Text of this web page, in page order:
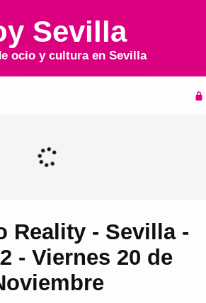
Sevilla
ocio y cultura en Sevilla
Reality - Sevilla -
- Viernes 20 de